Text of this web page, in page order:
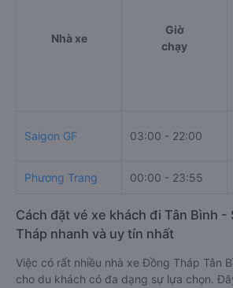
Nhà xe
Giờ
chạy
Saigon GF 03:00 - 22:00
Phương Trang 00:00 - 23:55
Cách đặt vé xe khách đi Tân Bình -
Tháp nhanh và uy tín nhất
Việc có rất nhiều nhà xe Đồng Tháp Tân
cho du khách có đa dạng sự lựa chọn.